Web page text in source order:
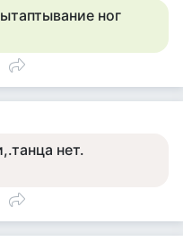
ног
нет.